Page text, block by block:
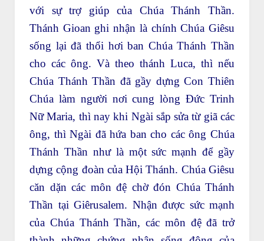
với sự trợ giúp của Chúa Thánh Thần.
Thánh Gioan ghi nhận là chính Chúa Giêsu
sống lại đã thổi hơi ban Chúa Thánh Thần
cho các ông. Và theo thánh Luca, thì nếu
Chúa Thánh Thần đã gầy dựng Con Thiên
Chúa làm người nơi cung lòng Đức Trinh
Nữ Maria, thì nay khi Ngài sắp sửa từ giã các
ông, thì Ngài đã hứa ban cho các ông Chúa
Thánh Thần như là một sức mạnh để gầy
dựng cộng đoàn của Hội Thánh. Chúa Giêsu
căn dặn các môn đệ chờ đón Chúa Thánh
Thần tại Giêrusalem. Nhận được sức mạnh
của Chúa Thánh Thần, các môn đệ đã trở